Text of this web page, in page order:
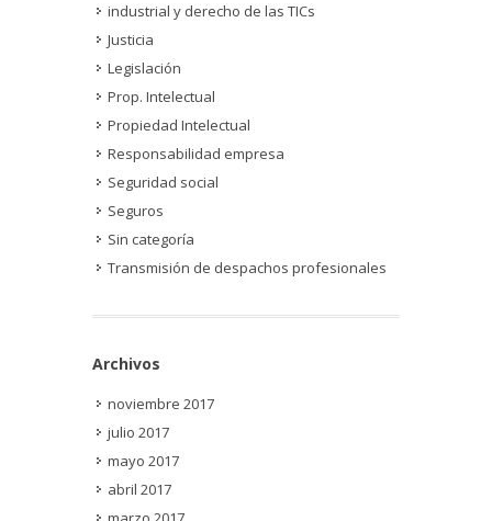
industrial y derecho de las TICs
Justicia
Legislación
Prop. Intelectual
Propiedad Intelectual
Responsabilidad empresa
Seguridad social
Seguros
Sin categoría
Transmisión de despachos profesionales
Archivos
noviembre 2017
julio 2017
mayo 2017
abril 2017